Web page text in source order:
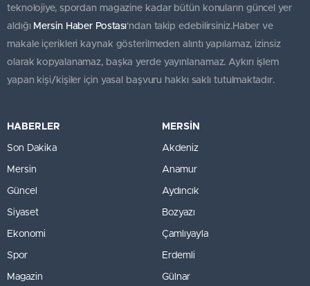
teknolojiye, spordan magazine kadar bütün konuların güncel yer
aldığı Mersin Haber Postası'ndan takip edebilirsiniz.Haber ve
makale içerikleri kaynak gösterilmeden alıntı yapılamaz, izinsiz
olarak kopyalanamaz, başka yerde yayınlanamaz. Aykırı işlem
yapan kişi/kişiler için yasal başvuru hakkı saklı tutulmaktadır.
HABERLER
Son Dakika
Mersin
Güncel
Siyaset
Ekonomi
Spor
Magazin
MERSİN
Akdeniz
Anamur
Aydıncık
Bozyazı
Çamlıyayla
Erdemli
Gülnar